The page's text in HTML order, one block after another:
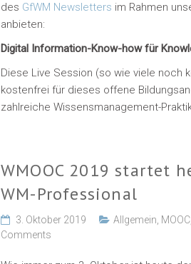
des GfWM Newsletters im Rahmen
anbieten:
Digital Information-Know-how für
Diese Live Session (so wie viele noch
kostenfrei für dieses offene
zahlreiche Wissensmanagement-
WMOOC 2019 startet
WM-Professional
3. Oktober 2019 Allgemein MOOC
Comments